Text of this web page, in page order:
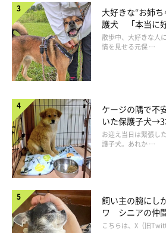
飼い主さんはコンちゃんの成長を実感し
す。
大好きな“お姉
護犬 「本当に
表情にほっこり
散歩中、大好きな人
情を見せる元保 …
ケージの隅で不
いた保護子犬
服し頼もしいコ
お迎え当日は緊張し
護子犬。あれか …
飼い主の腕にし
ワ シニアの仲
かな暮らしが続
こちらは、X（旧